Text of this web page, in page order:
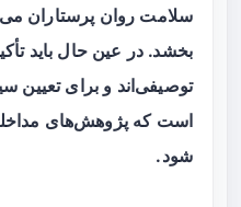
سلامت روان پرستاران
بخشد. در عین حال باید
توصیفی‌اند و برای
است که پژوهش‌های
شود.